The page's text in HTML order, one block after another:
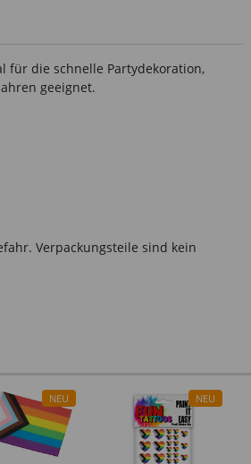
für die schnelle Partydekoration,
geeignet.
Verpackungsteile sind kein
NEU NEU